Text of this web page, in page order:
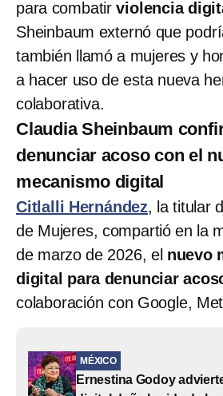
para combatirviolencia
Sheinbaum externó que
también llamó a mujeres y
a hacer uso de esta nueva
colaborativa.
Claudia Sheinbaum
denunciar acoso con el
mecanismo digital
Citlalli Hernández, la titular
de Mujeres, compartió en la
de marzo de 2026, el nuevo
digital para denunciar
colaboración con Google,
MÉXICO
Ernestina Godoy